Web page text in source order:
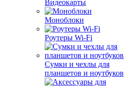
Видеокарты
Моноблоки
Роутеры Wi-Fi
Сумки и чехлы для
планшетов и ноутбуков